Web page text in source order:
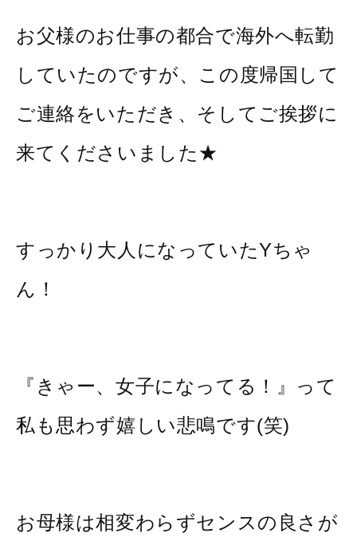
お父様のお仕事の都合で海外へ転勤
していたのですが、この度帰国して
ご連絡をいただき、そしてご挨拶に
来てくださいました★
すっかり大人になっていたYちゃ
ん！
『きゃー、女子になってる！』って
私も思わず嬉しい悲鳴です(笑)
お母様は相変わらずセンスの良さが